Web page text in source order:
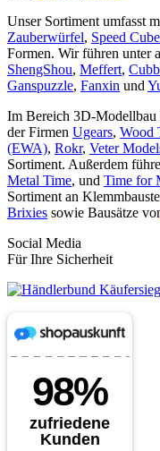
Unser Sortiment umfasst
Zauberwürfel, Speed
Formen. Wir führen unter
ShengShou, Meffert,
Ganspuzzle, Fanxin und
Im Bereich 3D-Modellbau
der Firmen Ugears, Wood
(EWA), Rokr, Veter
Sortiment. Außerdem
Metal Time, und Time for
Sortiment an
Brixies sowie Bausätze
Social Media
Für Ihre Sicherheit